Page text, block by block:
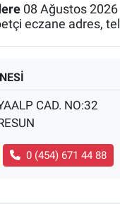
08 Ağustos 2026
eczane adres,
CAD. NO:32
0 (454) 671 44 88